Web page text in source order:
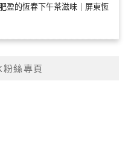
盈的恆春下午茶滋味｜屏東恆
粉絲專頁